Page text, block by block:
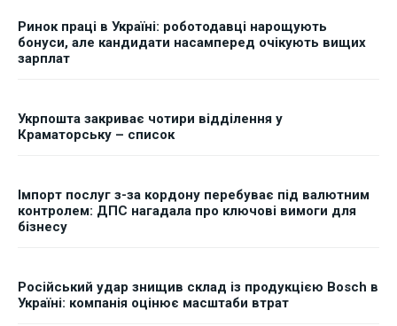
Ринок праці в Україні: роботодавці нарощують
бонуси, але кандидати насамперед очікують вищих
зарплат
Укрпошта закриває чотири відділення у
Краматорську – список
Імпорт послуг з-за кордону перебуває під валютним
контролем: ДПС нагадала про ключові вимоги для
бізнесу
Російський удар знищив склад із продукцією Bosch в
Україні: компанія оцінює масштаби втрат